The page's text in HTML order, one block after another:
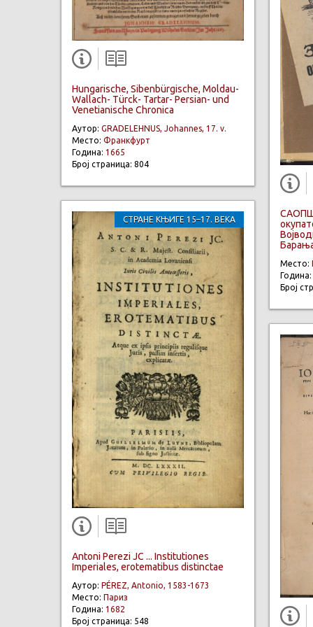
Hungarische, Sibenbürgische, Moldau-
Wallach- Türck- Tartar- Persian- und
Venetianische Chronica
Аутор: GRADELEHNUS, Johannes, 17. v.
Место: Франкфурт
Година: 1665
Број страница: 804
СТРАНЕ КЊИГЕ 15–17. ВЕКА
Antoni Perezi JC ... Institutiones
Imperiales, erotematibus distinctae
Аутор: PÉREZ, Antonio, 1583-1673
Место: Париз
Година: 1682
Број страница: 548
Место:
Година:
Број